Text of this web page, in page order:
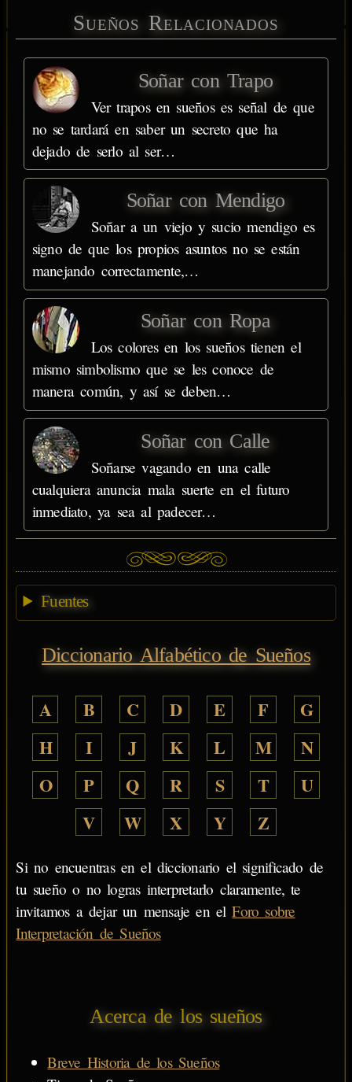
Sueños Relacionados
Soñar con Trapo
Ver trapos en sueños es señal de que
no se tardará en saber un secreto que ha
dejado de serlo al ser…
Soñar con Mendigo
Soñar a un viejo y sucio mendigo es
signo de que los propios asuntos no se están
manejando correctamente,…
Soñar con Ropa
Los colores en los sueños tienen el
mismo simbolismo que se les conoce de
manera común, y así se deben…
Soñar con Calle
Soñarse vagando en una calle
cualquiera anuncia mala suerte en el futuro
inmediato, ya sea al padecer…
Fuentes
Diccionario Alfabético de Sueños
A B C D E F
G
H
I J K L M
N
O
P Q R S T
U
V
W X Y Z
Si no encuentras en el diccionario el significado de
tu sueño o no logras interpretarlo claramente, te
invitamos a dejar un mensaje en elForo sobre
Interpretación de Sueños
Acerca de los sueños
Breve Historia de los Sueños